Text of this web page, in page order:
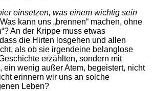
einsetzen, was einem wichtig sein
Was kann uns „brennen“ machen, ohne
An der Krippe muss etwas
die Hirten losgehen und allen
als ob sie irgendeine belanglose
erzählten, sondern mit
ein wenig außer Atem, begeistert, nicht
erinnern wir uns an solche
Leben?